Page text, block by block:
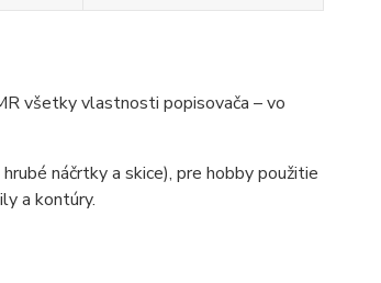
všetky vlastnosti popisovača – vo
náčrtky a skice), pre hobby použitie
a kontúry.